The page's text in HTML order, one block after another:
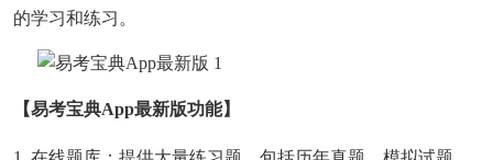
的学习和练习。
【易考宝典app最新版功能】